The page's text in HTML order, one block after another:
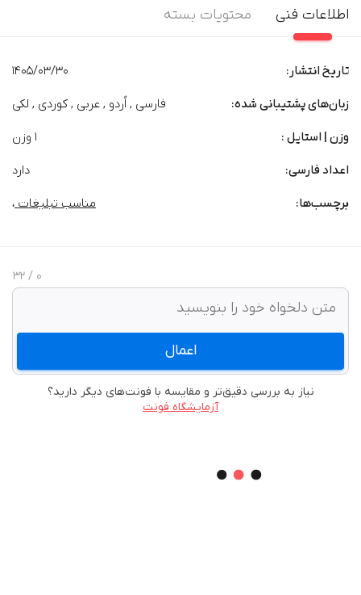
اطلاعات فنی محتویات بسته
تاریخ انتشار: 1405/03/30
زبان‌های پشتیبانی شده: فارسی , اُردو , عربی , کوردی , لکی
وزن | استایل : 1 وزن
اعداد فارسی: دارد
برچسب‌‌ها: مناسب تبلیغات ،
0
/ 32
اعمال
نیاز به بررسی دقیق‌تر و مقایسه با فونت‌های دیگر دارید؟
آزمایشگاه فونت